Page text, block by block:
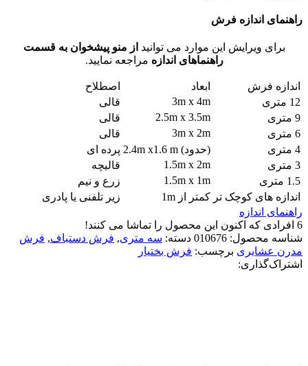
راهنمای اندازه فرش
برای ویرایش این موارد می توانید از منو پیشخوان به قسمت
راهنماهای اندازه مراجعه نمایید.
اندازه فرش ابعاد
اصطلاح
12 متری
3m x 4m
قالی
9 متری
2.5m x 3.5m
قالی
6 متری
3m x 2m
قالی
4 متری
(حدود) 2.4m x1.6 m
پرده ای
3 متری
1.5m x 2m
قالیچه
1.5 متری
1.5m x 1m
زرع و نیم
اندازه های کوچک تر کمتر از 1m
زیر تلفنی یا پادری
راهنمای اندازه
6 افرادی که اکنون این محصول را تماشا می کنند!
شناسه محصول: 010676 دسته: سه متری, فرش دستباف, فرش
مدرن عشایری برچسب: فرش بختیار
اشتراک‌گذاری: